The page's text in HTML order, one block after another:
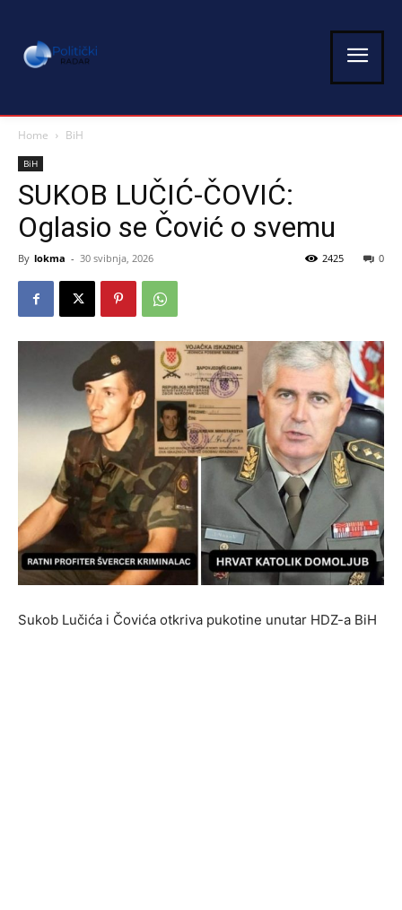
Home BiH
BiH
SUKOB LUČIĆ-ČOVIĆ:
Oglasio se Čović o svemu
By lokma - 30 svibnja, 2026 0
2425
Sukob Lučića i Čovića otkriva pukotine unutar HDZ-a BiH